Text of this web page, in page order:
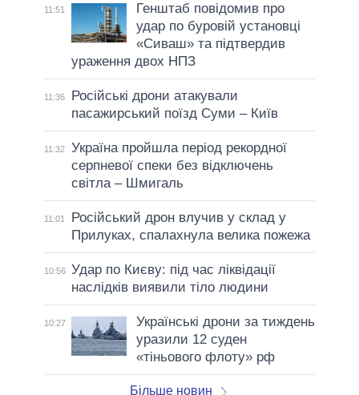
11:51
Генштаб повідомив про
удар по буровій установці
«Сиваш» та підтвердив
ураження двох НПЗ
11:36
Російські дрони атакували
пасажирський поїзд Суми – Київ
11:32
Україна пройшла період рекордної
серпневої спеки без відключень
світла – Шмигаль
11:01
Російський дрон влучив у склад у
Прилуках, спалахнула велика пожежа
10:56 Удар по Києву: під час ліквідації
наслідків виявили тіло людини
10:27
Українські дрони за тиждень
уразили 12 суден
«тіньового флоту» рф
Більше новин